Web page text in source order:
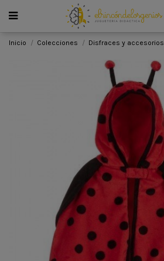
Inicio Colecciones Disfraces y accesorios